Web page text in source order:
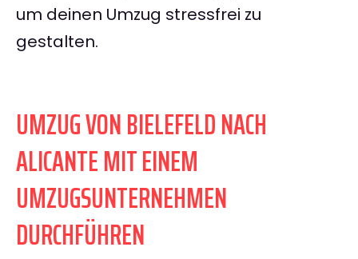
um deinen Umzug stressfrei zu
gestalten.
UMZUG VON BIELEFELD NACH
ALICANTE MIT EINEM
UMZUGSUNTERNEHMEN
DURCHFÜHREN